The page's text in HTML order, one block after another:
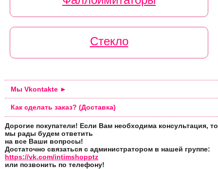
Стекло
Мы Vkontakte ►
Как сделать заказ? (Доставка)
Дорогие покупатели! Если Вам необходима консультация, то
мы рады будем ответить
на все Ваши вопросы!
Достаточно связаться с администратором в нашей группе:
https://vk.com/intimshopptz
или позвонить по телефону!